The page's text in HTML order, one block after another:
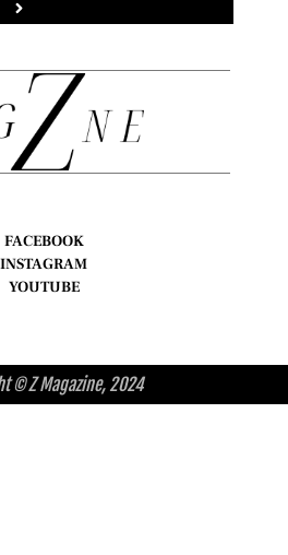
FACEBOOK
INSTAGRAM
YOUTUBE
© Z Magazine, 2024